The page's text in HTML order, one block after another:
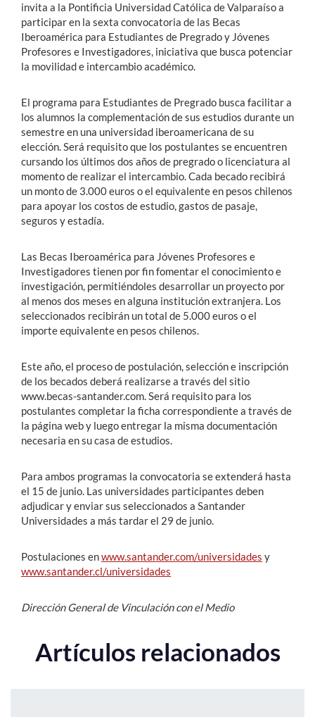
invita a la Pontificia Universidad Católica de Valparaíso a
participar en la sexta convocatoria de las Becas
Iberoamérica para Estudiantes de Pregrado y Jóvenes
Profesores e Investigadores, iniciativa que busca potenciar
la movilidad e intercambio académico.
El programa para Estudiantes de Pregrado busca facilitar a
los alumnos la complementación de sus estudios durante un
semestre en una universidad iberoamericana de su
elección. Será requisito que los postulantes se encuentren
cursando los últimos dos años de pregrado o licenciatura al
momento de realizar el intercambio. Cada becado recibirá
un monto de 3.000 euros o el equivalente en pesos chilenos
para apoyar los costos de estudio, gastos de pasaje,
seguros y estadía.
Las Becas Iberoamérica para Jóvenes Profesores e
Investigadores tienen por fin fomentar el conocimiento e
investigación, permitiéndoles desarrollar un proyecto por
al menos dos meses en alguna institución extranjera. Los
seleccionados recibirán un total de 5.000 euros o el
importe equivalente en pesos chilenos.
Este año, el proceso de postulación, selección e inscripción
de los becados deberá realizarse a través del sitio
www.becas-santander.com. Será requisito para los
postulantes completar la ficha correspondiente a través de
la página web y luego entregar la misma documentación
necesaria en su casa de estudios.
Para ambos programas la convocatoria se extenderá hasta
el 15 de junio. Las universidades participantes deben
adjudicar y enviar sus seleccionados a Santander
Universidades a más tardar el 29 de junio.
Postulaciones enwww.santander.com/universidades y
www.santander.cl/universidades
Dirección General de Vinculación con el Medio
Artículos relacionados